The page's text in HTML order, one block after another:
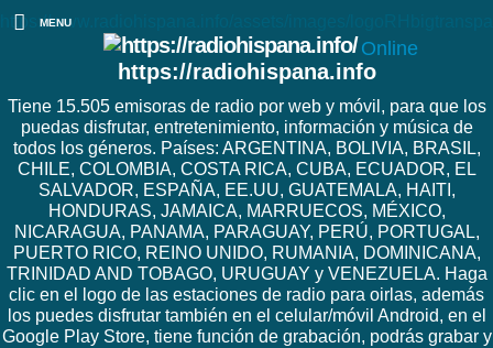
https://www.radiohispana.info/assets/images/
Online
https://radiohispana.info
Tiene 15.505 emisoras de radio por web y móvil, para que los
puedas disfrutar, entretenimiento, información y música de
todos los géneros. Países: ARGENTINA, BOLIVIA, BRASIL,
CHILE, COLOMBIA, COSTA RICA, CUBA, ECUADOR, EL
SALVADOR, ESPAÑA, EE.UU, GUATEMALA, HAITI,
HONDURAS, JAMAICA, MARRUECOS, MÉXICO,
NICARAGUA, PANAMA, PARAGUAY, PERÚ, PORTUGAL,
PUERTO RICO, REINO UNIDO, RUMANIA, DOMINICANA,
TRINIDAD AND TOBAGO, URUGUAY y VENEZUELA. Haga
clic en el logo de las estaciones de radio para oirlas, además
los puedes disfrutar también en el celular/móvil Android, en el
Google Play Store, tiene función de grabación, podrás grabar y
MENU